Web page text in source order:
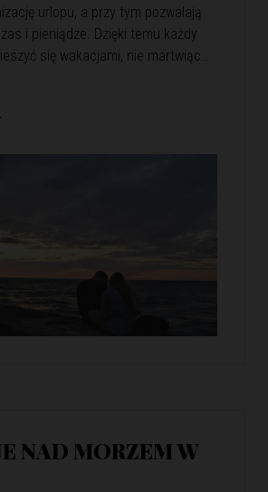
urlopu, a przy tym pozwalają
i pieniądze. Dzięki temu każdy
się wakacjami, nie martwiąc…
NAD MORZEM W